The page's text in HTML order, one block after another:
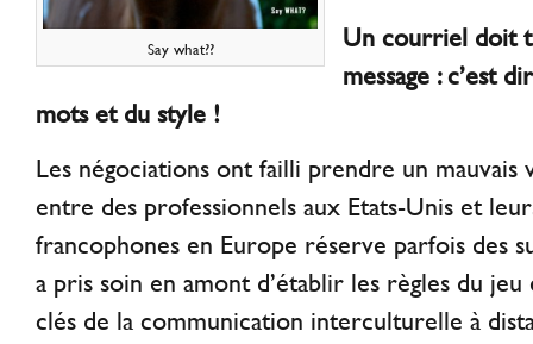
Say what??
Un courriel doit
message : c’est
mots et du style !
Les négociations ont failli prendre un mauvais
entre des professionnels aux Etats-Unis et
francophones en Europe réserve parfois des
a pris soin en amont d’établir les règles du
clés de la communication interculturelle à